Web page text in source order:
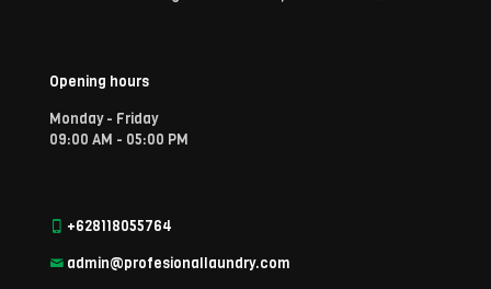
Opening hours
Monday - Friday
09:00 AM - 05:00 PM
+628118055764
admin@profesionallaundry.com